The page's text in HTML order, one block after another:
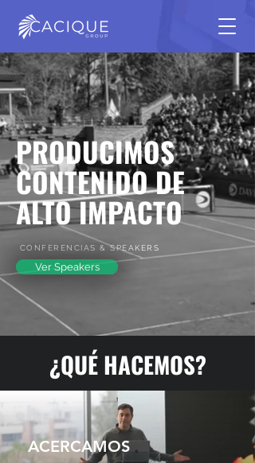
PRODUCIMOS
CONTENIDO DE
ALTO IMPACTO
CONFERENCIAS & SPEAKERS
Ver Speakers
¿QUÉ HACEMOS?
ACERCAMOS